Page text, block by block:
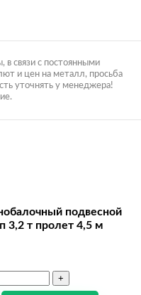
в связи с постоянными
и цен на металл, просьба
уточнять у менеджера!
подвесной
3,2 т пролет 4,5 м